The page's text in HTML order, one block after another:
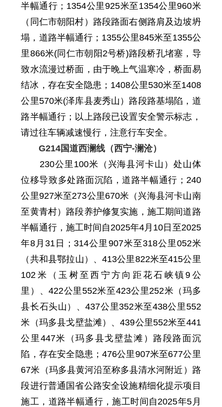
半幅通行； 1354公里925米至1354公里960米
（ 同仁市朝阳村）路段路面右侧 路肩及边坡坍
塌，道路半幅通行； 1355公里845米至1355公
里866米(同仁市朝阳2号桥)路段桥孔堵塞，导
致水流漫过桥面，由于晚上气温寒冷，桥面易
结冰， 存在安全隐患 ； 1408公里530米至1408
公里570米(泽库县麦秀山）路段路基塌陷，道
路半幅通行 ； 以上路段已设置安全警示标志，
请过往车辆减速慢行，注意行车安全。
G214国道西澜线（西宁-澜沧）
230公里100米（兴海县河卡山）处山体
位移导致多处路面沉陷，道路半幅通行；240
公里927米至273公里670米 （兴海县河卡山南
至黄青村）路段养护修复实施，施工期间道路
半幅通行，施工时间自 2025年4月10日至2025
年8月31日；314公里 907米至318公里052米
（ 共和县鄂拉山）、413公里822米至415公里
102 米（玉树至西宁方向距花石峡镇9公
里）、422公里552米至423公里252米（玛多
县长石头山）、437公里352米至438公里552
米（玛多县戈壁盐滩）、439公里552米至441
公里 447米（玛多县戈壁盐滩）路段路面沉
陷，存在安全隐患； 476公里907米至677公里
67米 （玛多县黄河沿至称多县清水河附近）路
段进行普通国省公路安全设施精细化提示项目
施工，道路半幅通行，施工时间自 2025年5月